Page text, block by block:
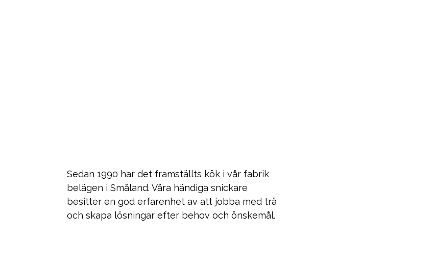
Sedan 1990 har det framställts kök i vår fabrik
belägen i Småland. Våra händiga snickare
besitter en god erfarenhet av att jobba med trä
och skapa lösningar efter behov och önskemål.